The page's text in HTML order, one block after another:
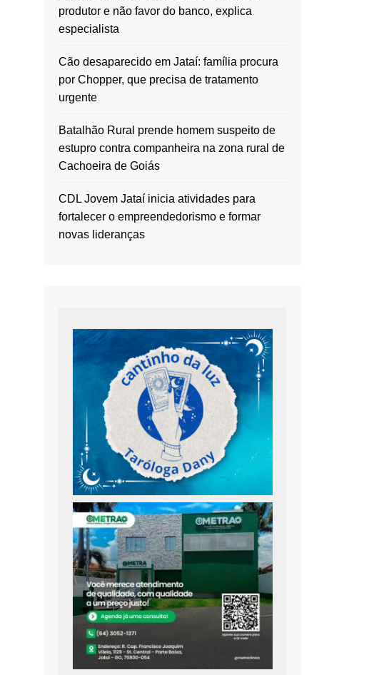
produtor e não favor do banco, explica
especialista
Cão desaparecido em Jataí: família procura
por Chopper, que precisa de tratamento
urgente
Batalhão Rural prende homem suspeito de
estupro contra companheira na zona rural de
Cachoeira de Goiás
CDL Jovem Jataí inicia atividades para
fortalecer o empreendedorismo e formar
novas lideranças